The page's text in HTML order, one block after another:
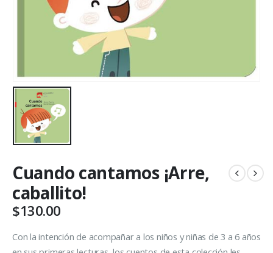
Cuando cantamos ¡Arre,
caballito!
$130.00
Con la intención de acompañar a los niños y niñas de 3 a 6 años